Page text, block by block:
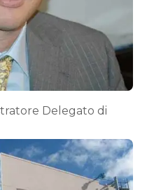
Delegato di